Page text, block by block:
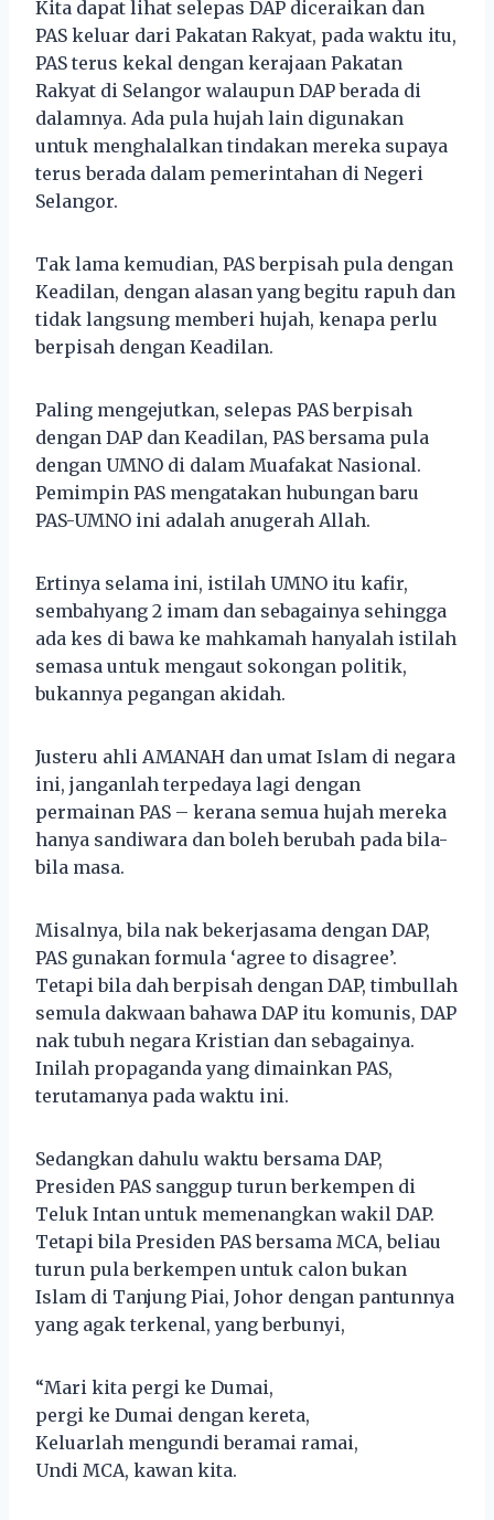
Kita dapat lihat selepas DAP diceraikan dan
PAS keluar dari Pakatan Rakyat, pada waktu itu,
PAS terus kekal dengan kerajaan Pakatan
Rakyat di Selangor walaupun DAP berada di
dalamnya. Ada pula hujah lain digunakan
untuk menghalalkan tindakan mereka supaya
terus berada dalam pemerintahan di Negeri
Selangor.
Tak lama kemudian, PAS berpisah pula dengan
Keadilan, dengan alasan yang begitu rapuh dan
tidak langsung memberi hujah, kenapa perlu
berpisah dengan Keadilan.
Paling mengejutkan, selepas PAS berpisah
dengan DAP dan Keadilan, PAS bersama pula
dengan UMNO di dalam Muafakat Nasional.
Pemimpin PAS mengatakan hubungan baru
PAS-UMNO ini adalah anugerah Allah.
Ertinya selama ini, istilah UMNO itu kafir,
sembahyang 2 imam dan sebagainya sehingga
ada kes di bawa ke mahkamah hanyalah istilah
semasa untuk mengaut sokongan politik,
bukannya pegangan akidah.
Justeru ahli AMANAH dan umat Islam di negara
ini, janganlah terpedaya lagi dengan
permainan PAS – kerana semua hujah mereka
hanya sandiwara dan boleh berubah pada bila-
bila masa.
Misalnya, bila nak bekerjasama dengan DAP,
PAS gunakan formula ‘agree to disagree’.
Tetapi bila dah berpisah dengan DAP, timbullah
semula dakwaan bahawa DAP itu komunis, DAP
nak tubuh negara Kristian dan sebagainya.
Inilah propaganda yang dimainkan PAS,
terutamanya pada waktu ini.
Sedangkan dahulu waktu bersama DAP,
Presiden PAS sanggup turun berkempen di
Teluk Intan untuk memenangkan wakil DAP.
Tetapi bila Presiden PAS bersama MCA, beliau
turun pula berkempen untuk calon bukan
Islam di Tanjung Piai, Johor dengan pantunnya
yang agak terkenal, yang berbunyi,
“Mari kita pergi ke Dumai,
pergi ke Dumai dengan kereta,
Keluarlah mengundi beramai ramai,
Undi MCA, kawan kita.